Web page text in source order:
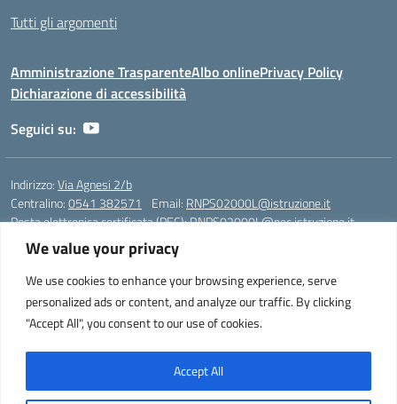
We value your privacy
We use cookies to enhance your browsing experience, serve
personalized ads or content, and analyze our traffic. By clicking
"Accept All", you consent to our use of cookies.
Accept All
Tutti gli argomenti
Amministrazione TrasparenteAlbo onlinePrivacy Policy
Dichiarazione di accessibilità
Seguici su:
Indirizzo:Via Agnesi 2/b
Centralino:0541 382571 Email: RNPS02000L@istruzione.it
Posta elettronica certificata (PEC):RNPS02000L@pec.istruzione.it
Codice fiscale: 82009530401
Codice meccanografico: RNPS02000L
Liceo Scientifico e Musicale "A. Einstein" - Via Agnesi 2/b - 47923 Rimini
- Tel. +39 0541 382571 – Fax +39 0541 381636 E-mail: